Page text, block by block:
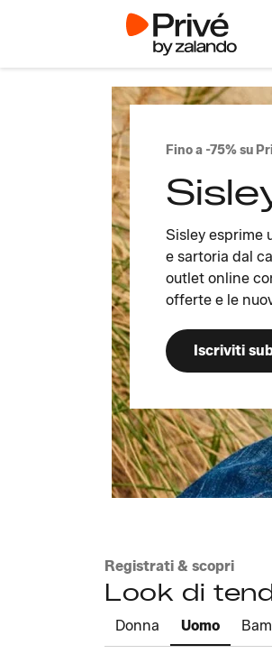
Fino a -75% su
Sisley esprime
e sartoria dal
outlet online
offerte e le
Iscriviti
Registrati & scopri
Look di
Donna Uomo